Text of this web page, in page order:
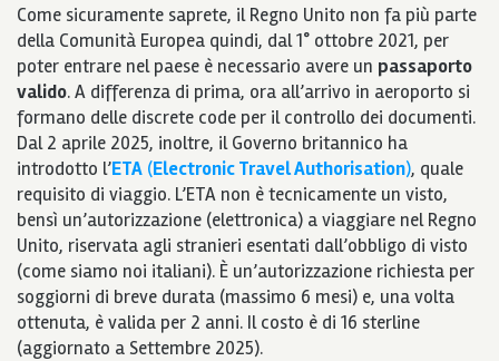
Come sicuramente saprete, il Regno Unito non fa più parte
della Comunità Europea quindi, dal 1° ottobre 2021, per
poter entrare nel paese è necessario avere un passaporto
valido. A differenza di prima, ora all’arrivo in aeroporto si
formano delle discrete code per il controllo dei documenti.
Dal 2 aprile 2025, inoltre, il Governo britannico ha
introdotto l’ETA (Electronic Travel Authorisation), quale
requisito di viaggio. L’ETA non è tecnicamente un visto,
bensì un’autorizzazione (elettronica) a viaggiare nel Regno
Unito, riservata agli stranieri esentati dall’obbligo di visto
(come siamo noi italiani). È un’autorizzazione richiesta per
soggiorni di breve durata (massimo 6 mesi) e, una volta
ottenuta, è valida per 2 anni. Il costo è di 16 sterline
(aggiornato a Settembre 2025).